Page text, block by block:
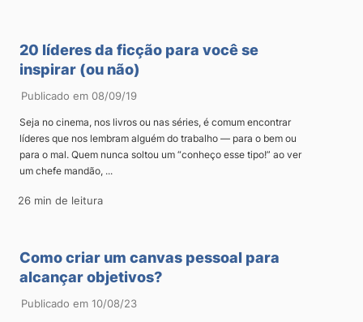
20 líderes da ficção para você se
inspirar (ou não)
Publicado em 08/09/19
Seja no cinema, nos livros ou nas séries, é comum encontrar
líderes que nos lembram alguém do trabalho — para o bem ou
para o mal. Quem nunca soltou um “conheço esse tipo!” ao ver
um chefe mandão, ...
26 min de leitura
Como criar um canvas pessoal para
alcançar objetivos?
Publicado em 10/08/23